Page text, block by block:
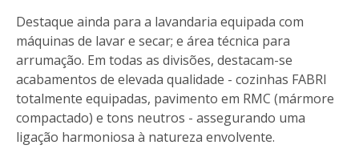
Destaque ainda para a lavandaria equipada com
máquinas de lavar e secar; e área técnica para
arrumação. Em todas as divisões, destacam-se
acabamentos de elevada qualidade - cozinhas FABRI
totalmente equipadas, pavimento em RMC (mármore
compactado) e tons neutros - assegurando uma
ligação harmoniosa à natureza envolvente.